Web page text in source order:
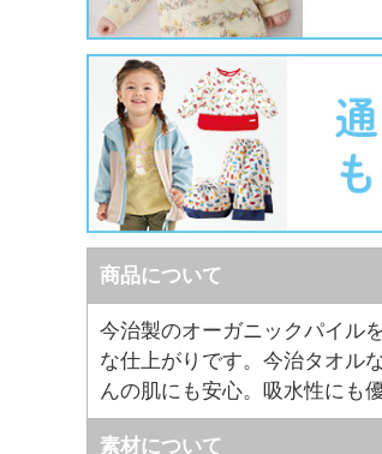
商品について
今治製のオーガニックパイル
な仕上がりです。今治タオル
んの肌にも安心。吸水性にも
素材について